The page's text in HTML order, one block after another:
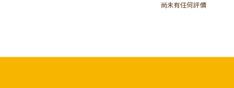
尚未有任何評價